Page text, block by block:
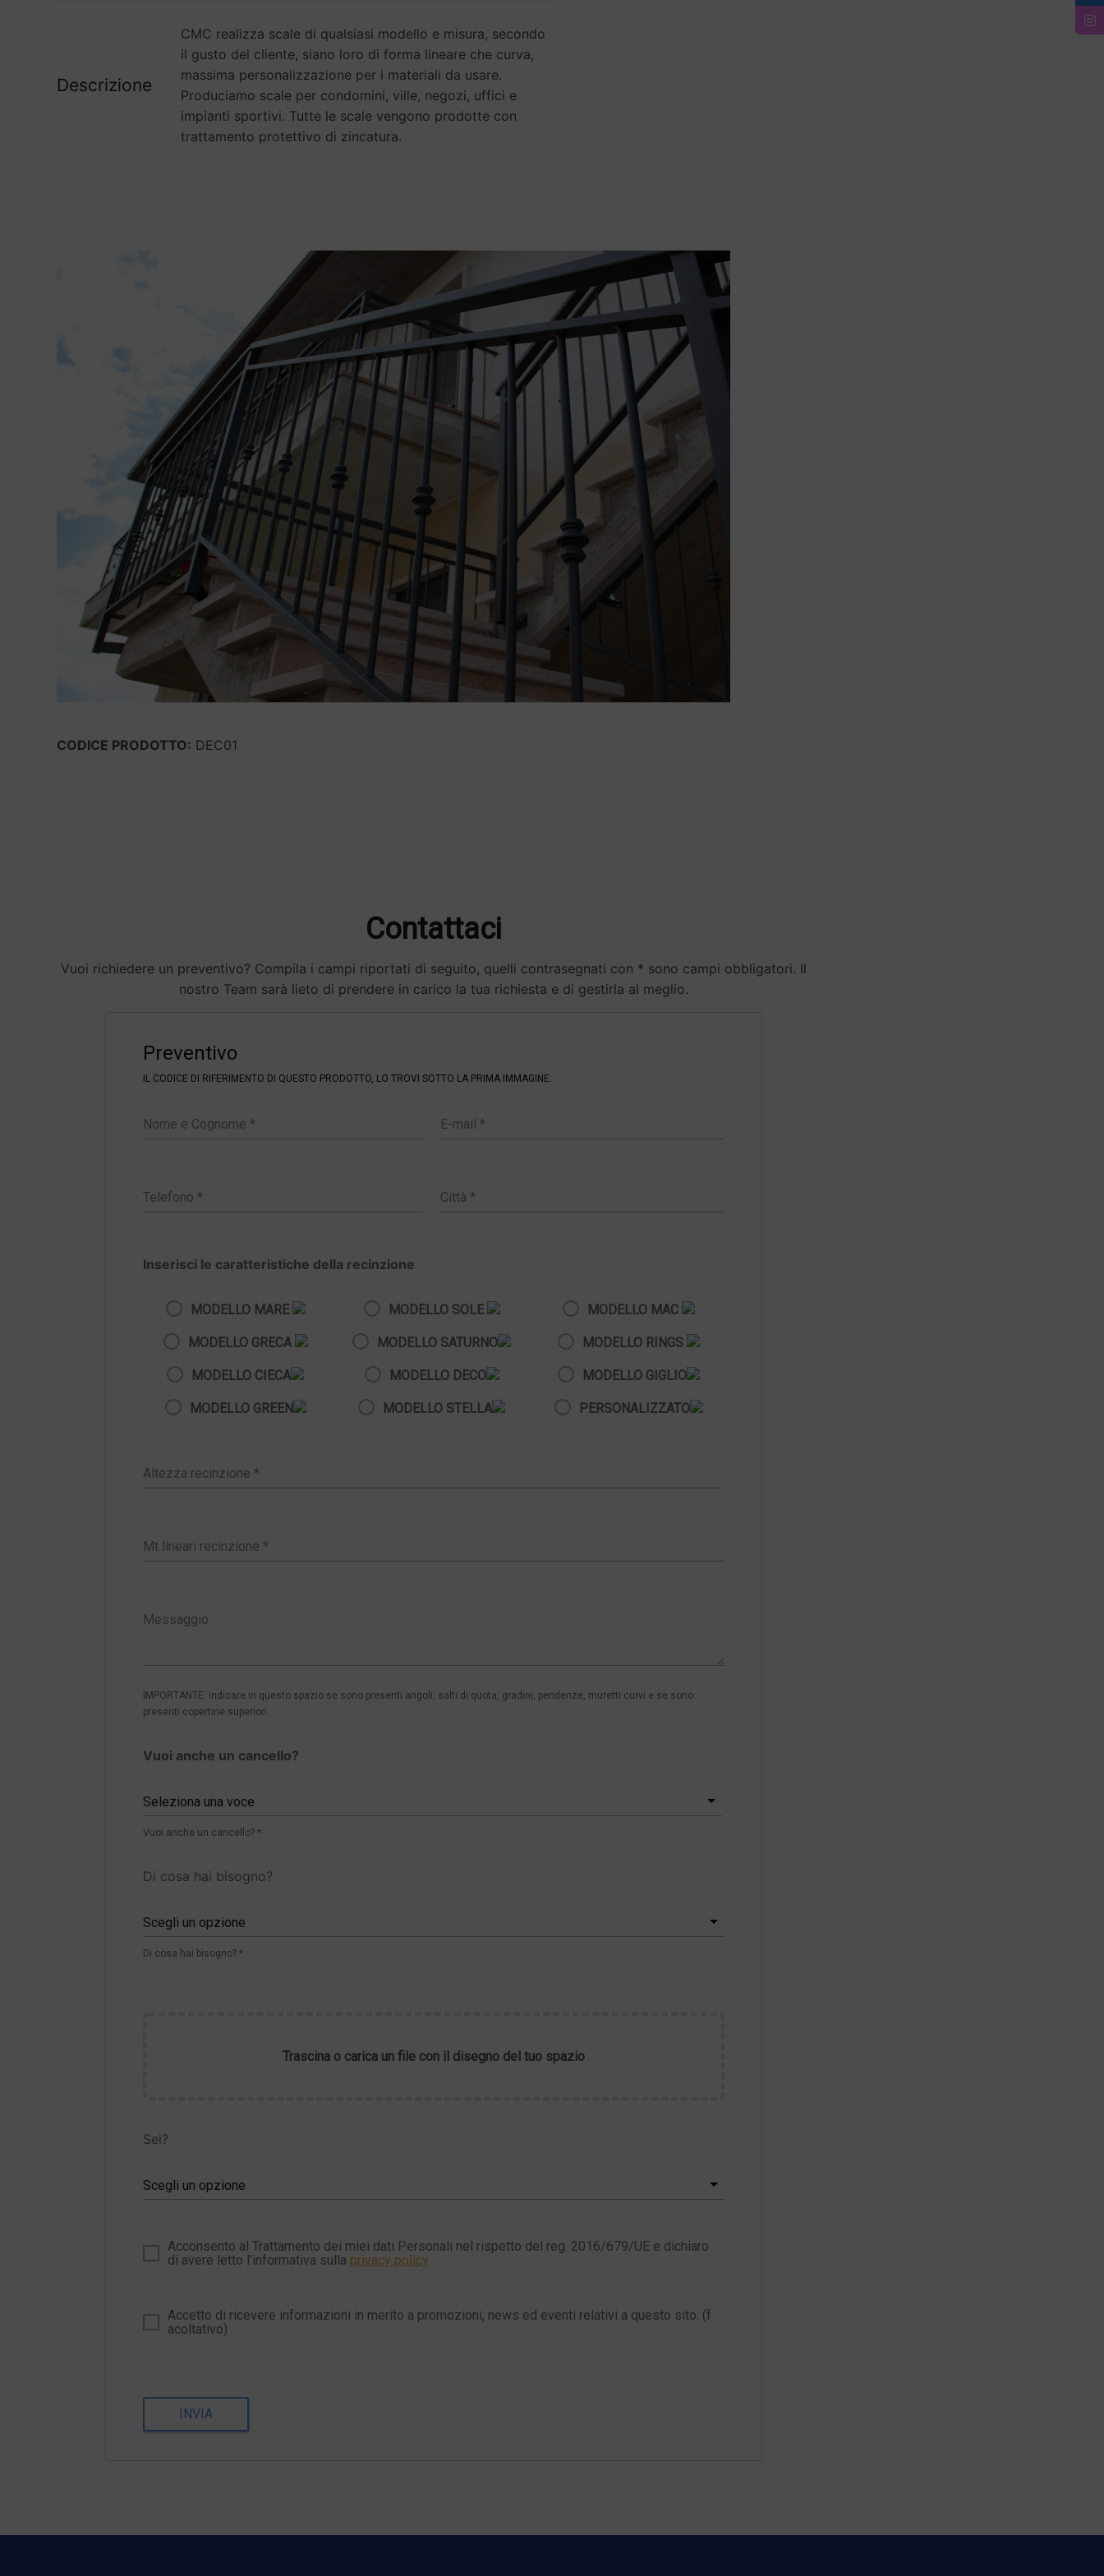
Descrizione
CMC realizza scale di qualsiasi modello e misura, secondo
il gusto del cliente, siano loro di forma lineare che curva,
massima personalizzazione per i materiali da usare.
Produciamo scale per condomini, ville, negozi, uffici e
impianti sportivi. Tutte le scale vengono prodotte con
trattamento protettivo di zincatura.
CODICE PRODOTTO: DEC01
Contattaci
Vuoi richiedere un preventivo? Compila i campi riportati di seguito, quelli contrasegnati con * sono campi obbligatori. Il
nostro Team sarà lieto di prendere in carico la tua richiesta e di gestirla al meglio.
Preventivo
IL CODICE DI RIFERIMENTO DI QUESTO PRODOTTO, LO TROVI SOTTO LA PRIMA IMMAGINE.
Inserisci le caratteristiche della recinzione
MODELLO MARE MODELLO SOLE MODELLO MAC
MODELLO GRECA MODELLO SATURNO MODELLO RINGS
MODELLO CIECA MODELLO DECO MODELLO GIGLIO
MODELLO GREEN MODELLO STELLA PERSONALIZZATO
IMPORTANTE: indicare in questo spazio se sono presenti angoli, salti di quota, gradini, pendenze, muretti curvi e se sono
presenti copertine superiori.
Vuoi anche un cancello?
Seleziona una voce
Vuoi anche un cancello? *
Di cosa hai bisogno?
Scegli un opzione
Di cosa hai bisogno? *
Trascina o carica un file con il disegno del tuo spazio
Sei?
Scegli un opzione
Acconsento al Trattamento dei miei dati Personali nel rispetto del reg. 2016/679/UE e dichiaro
di avere letto l'informativa sulla privacy policy
Accetto di ricevere informazioni in merito a promozioni, news ed eventi relativi a questo sito. (f
acoltativo)
INVIA